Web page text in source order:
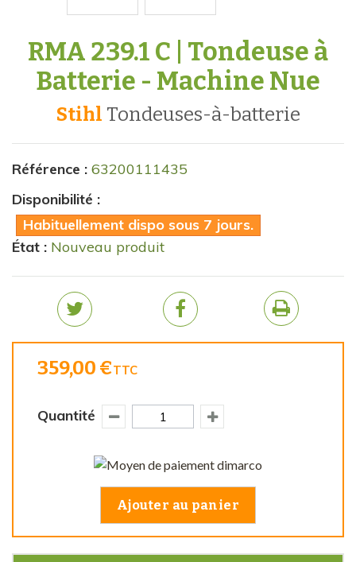
RMA 239.1 C | Tondeuse à
Batterie - Machine Nue
Stihl tondeuses-à-batterie
Référence : 63200111435
Disponibilité :
Habituellement dispo sous 7 jours.
État : Nouveau produit
359,00 €TTC
Quantité
Ajouter au panier